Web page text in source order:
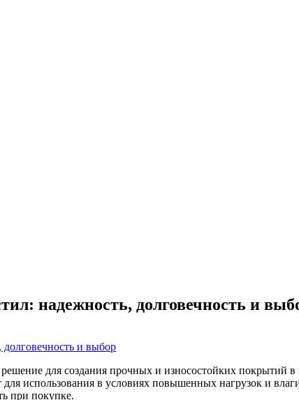
надежность, долговечность и
для создания прочных и износостойких покрытий
использования в условиях повышенных нагрузок и
при покупке.